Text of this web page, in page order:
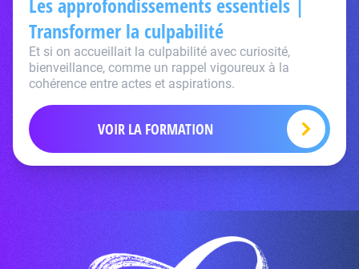
Transformer la culpabilité
Et si on accueillait la culpabilité avec curiosité,
bienveillance, comme un rappel vigoureux à la
cohérence entre actes et aspirations.
VOIR LA FORMATION